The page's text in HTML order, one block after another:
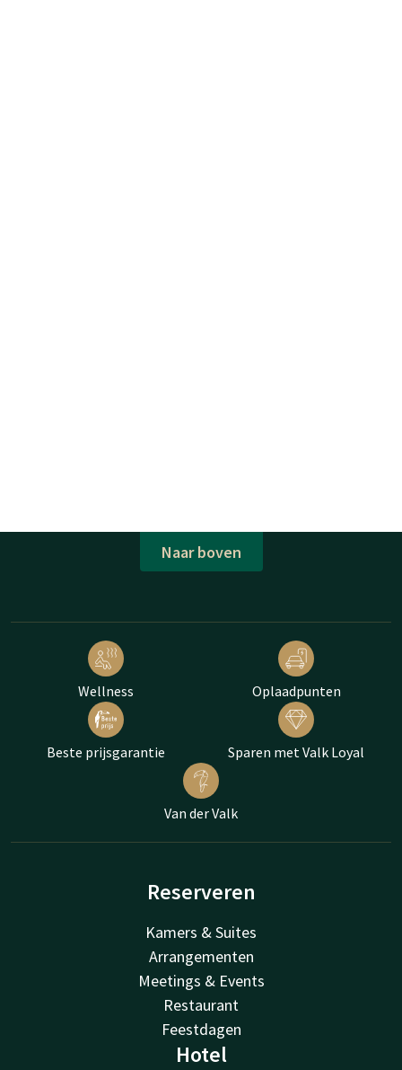
Naar boven
Wellness Oplaadpunten
Beste prijsgarantie Sparen met Valk Loyal
Van der Valk
Reserveren
Kamers & Suites
Arrangementen
Meetings & Events
Restaurant
Feestdagen
Hotel